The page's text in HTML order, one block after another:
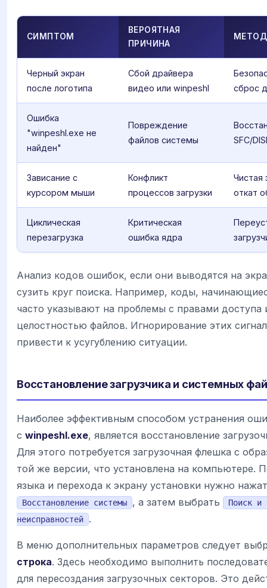
СИМПТОМ
ВЕРОЯТНАЯ
ПРИЧИНА
Черный экран
после логотипа
Сбой драйвера
видео или winpeshl
сброс
Ошибка
"winpeshl.exe не
найден"
Повреждение
файлов системы
SFC/
Зависание с
курсором мыши
Конфликт
процессов загрузки
Чистая
откат
Циклическая
перезагрузка
Критическая
ошибка ядра
Анализ кодов ошибок, если они выводятся на
сузить круг поиска. Например, коды,
часто указывают на проблемы с правами доступа
целостностью файлов. Игнорирование этих
привести к усугублению ситуации.
Восстановление загрузчика и системных
Наиболее эффективным способом устранения
с winpeshl.exe, является восстановление
Для этого потребуется загрузочная флешка с
той же версии, что установлена на компьютере.
языка и перехода к экрану установки нужно
Восстановление системы , а затем выбрать
Поиск и
неисправностей
.
В меню дополнительных параметров следует
строка. Здесь необходимо выполнить
для пересоздания загрузочных секторов. Это